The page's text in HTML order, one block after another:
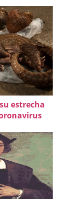
estrecha